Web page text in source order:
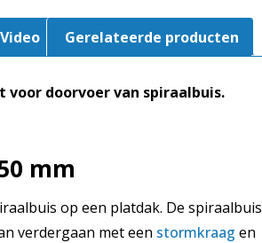
Video Gerelateerde producten
voor doorvoer van spiraalbuis.
mm
op een platdak. De spiraalbuis
verdergaan met een stormkraag en